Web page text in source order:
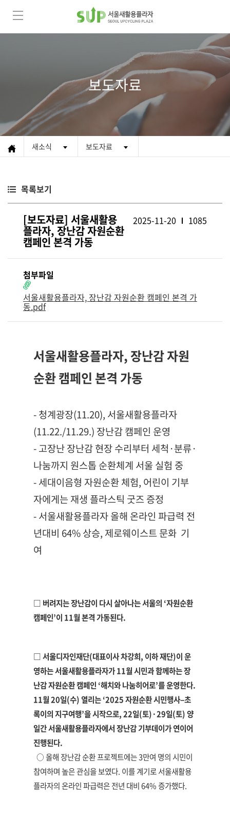
보도자료
새소식 보도자료
목록보기
[보도자료] 서울새활용
플라자, 장난감 자원순환
캠페인 본격 가동
2025-11-20 1085
첨부파일
서울새활용플라자, 장난감 자원순환 캠페인 본격 가
동.pdf
서울새활용플라자, 장난감 자원
순환 캠페인 본격 가동
- 청계광장(11.20), 서울새활용플라자
(11.22./11.29.) 장난감 캠페인 운영
- 고장난 장난감 현장 수리부터 세척·분류·
나눔까지 원스톱 순환체계 서울 실험 중
- 세대이음형 자원순환 체험, 어린이 기부
자에게는 재생 플라스틱 굿즈 증정
- 서울새활용플라자 올해 온라인 파급력 전
년대비 64% 상승, 제로웨이스트 문화 기
여
□ 버려지는 장난감이 다시 살아나는 서울의 ‘자원순환
캠페인’이 11월 본격 가동된다.
□ 서울디자인재단(대표이사 차강희, 이하 재단)이 운
영하는 서울새활용플라자가 11월 시민과 함께하는 장
난감 자원순환 캠페인 ‘해치와 나눔히어로’를 운영한다.
11월 20일(수) 열리는 ‘2025 자원순환 시민행사–초
록이의 지구여행’을 시작으로, 22일(토)·29일(토) 양
일간 서울새활용플라자에서 장난감 기부데이가 연이어
진행된다.
○ 올해 장난감 순환 프로젝트에는 3만여 명의 시민이
참여하며 높은 관심을 보였다. 이를 계기로 서울새활용
플라자의 온라인 파급력은 전년 대비 64% 증가했다.